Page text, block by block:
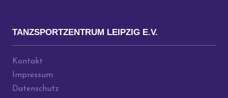
TANZSPORTZENTRUM LEIPZIG E.V.
Kontakt
Impressum
Datenschutz